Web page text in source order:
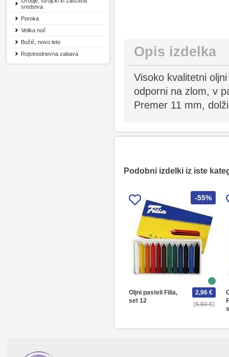
sredstva
Poroka
Velika noč
Božič, novo leto
Rojstnodnevna zabava
Opis izdelka
Visoko kvalitetni
odporni na zlom, v
Premer 11 mm,
Podobni izdelki iz iste
-55%
Oljni pasteli Filia,
set 12
6,60 €
2,96 €